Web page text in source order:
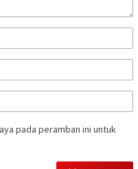
pada peramban ini untuk